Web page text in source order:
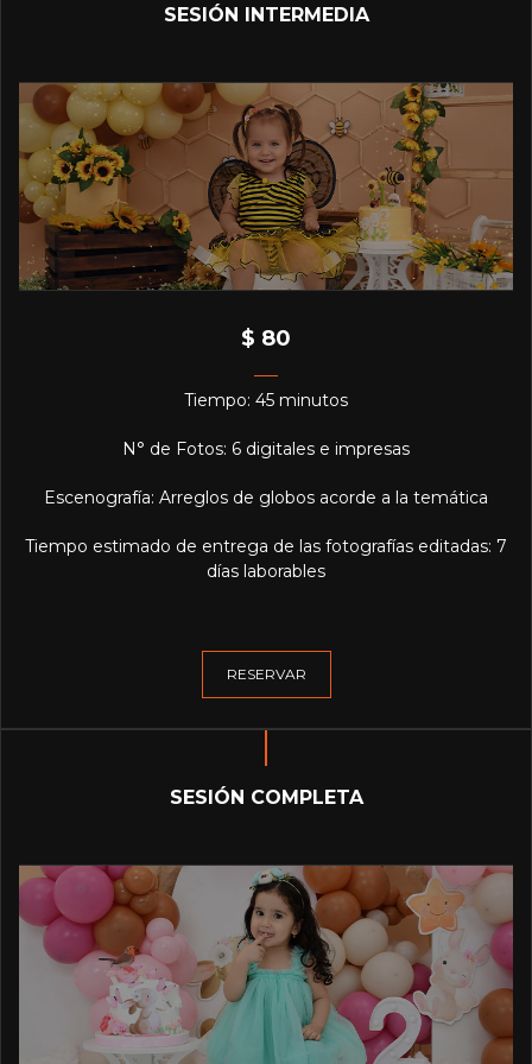
SESIÓN INTERMEDIA
$ 80
Tiempo: 45 minutos
N° de Fotos: 6 digitales e impresas
Escenografía: Arreglos de globos acorde a la temática
Tiempo estimado de entrega de las fotografías editadas: 7
días laborables
RESERVAR
SESIÓN COMPLETA